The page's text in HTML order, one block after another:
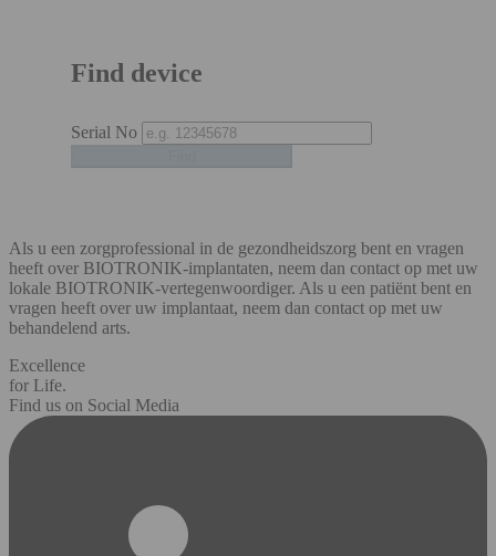
Find device
Serial No
Als u een zorgprofessional in de gezondheidszorg bent en vragen
heeft over BIOTRONIK-implantaten, neem dan contact op met uw
lokale BIOTRONIK-vertegenwoordiger. Als u een patiënt bent en
vragen heeft over uw implantaat, neem dan contact op met uw
behandelend arts.
Excellence
for Life.
Find us on Social Media